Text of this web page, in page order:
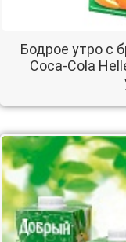
Бодрое утро с
Coca-Cola